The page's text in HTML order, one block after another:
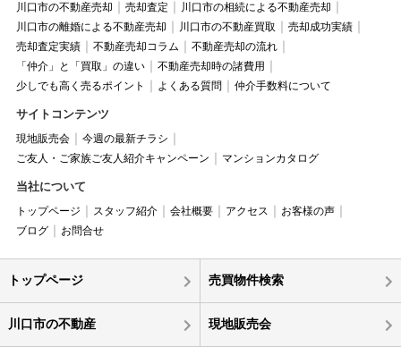
川口市の不動産売却 売却査定
川口市の相続による不動産売却
川口市の離婚による不動産売却
川口市の不動産買取
売却成功実績
売却査定実績
不動産売却コラム
不動産売却の流れ
「仲介」と「買取」の違い
不動産売却時の諸費用
少しでも高く売るポイント
よくある質問 仲介手数料について
サイトコンテンツ
現地販売会
今週の最新チラシ
ご友人・ご家族ご友人紹介キャンペーン
マンションカタログ
当社について
トップページ スタッフ紹介 会社概要 アクセス
お客様の声
ブログ
お問合せ
トップページ 売買物件検索
川口市の不動産 現地販売会